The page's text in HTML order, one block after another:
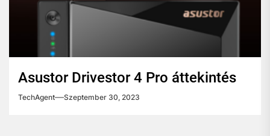
Asustor Drivestor 4 Pro áttekintés
TechAgent Szeptember 30, 2023